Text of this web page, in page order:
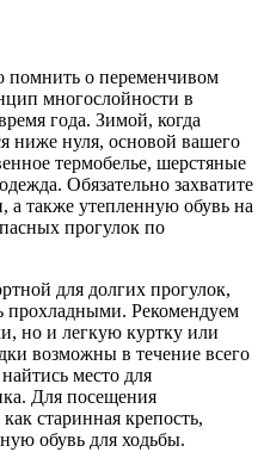
помнить о переменчивом
многослойности в
года. Зимой, когда
ниже нуля, основой вашего
термобелье, шерстяные
Обязательно захватите
также утепленную обувь на
прогулок по
для долгих прогулок,
прохладными. Рекомендуем
но и легкую куртку или
возможны в течение всего
место для
Для посещения
старинная крепость,
обувь для ходьбы.